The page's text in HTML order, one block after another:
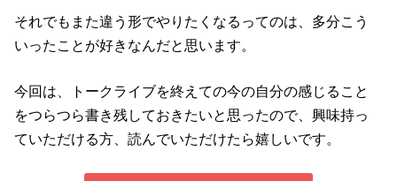
それでもまた違う形でやりたくなるってのは、多分こう
いったことが好きなんだと思います。
今回は、トークライブを終えての今の自分の感じること
をつらつら書き残しておきたいと思ったので、興味持っ
ていただける方、読んでいただけたら嬉しいです。